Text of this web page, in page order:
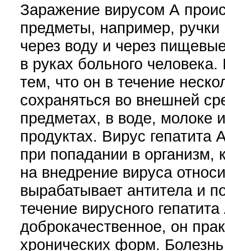
Заражение вирусом А
предметы, например,
через воду и через
в руках больного
тем, что он в течение
сохраняться во внешней
предметах, в воде, молоке
продуктах. Вирус гепатита
при попадании в организм,
на внедрение вируса
вырабатывает антитела и
течение вирусного
доброкачественное, он
хронических форм.